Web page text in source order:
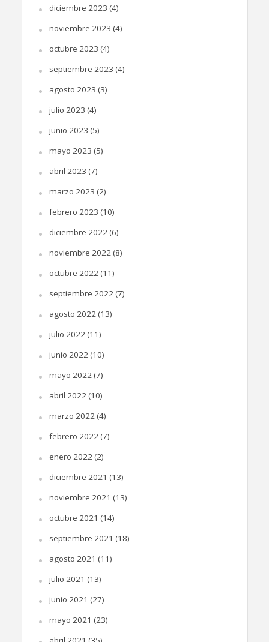
diciembre 2023 (4)
noviembre 2023 (4)
octubre 2023 (4)
septiembre 2023 (4)
agosto 2023 (3)
julio 2023 (4)
junio 2023 (5)
mayo 2023 (5)
abril 2023 (7)
marzo 2023 (2)
febrero 2023 (10)
diciembre 2022(6)
noviembre 2022(8)
octubre 2022(11)
septiembre 2022(7)
agosto 2022(13)
julio 2022(11)
junio 2022(10)
mayo 2022(7)
abril 2022(10)
marzo 2022(4)
febrero 2022(7)
enero 2022(2)
diciembre 2021 (13)
noviembre 2021 (13)
octubre 2021 (14)
septiembre 2021 (18)
agosto 2021 (11)
julio 2021 (13)
junio 2021 (27)
mayo 2021 (23)